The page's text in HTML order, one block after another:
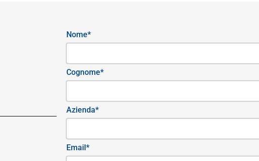
Nome*
Cognome*
Azienda*
Email*